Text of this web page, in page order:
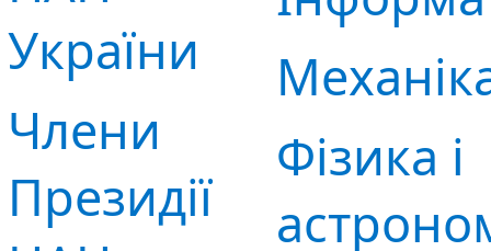
України
Члени
Президії
Фізика і